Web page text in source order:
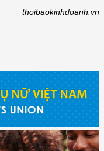
thoibaokinhdoanh.vn